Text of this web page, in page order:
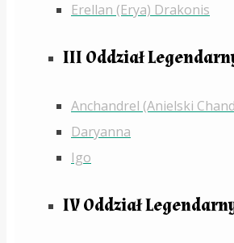
Erellan (Erya) Drakonis
III Oddział
Anchandrel (Anielski
Daryanna
Igo
IV Oddział